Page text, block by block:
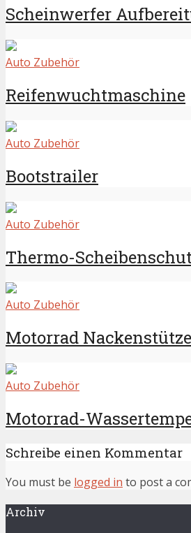
Scheinwerfer
Auto Zubehör
Reifenwuchtmaschine
Auto Zubehör
Bootstrailer
Auto Zubehör
Thermo-
Auto Zubehör
Motorrad Nackenstütze
Auto Zubehör
Motorrad-
Schreibe einen Kommentar
You must be logged in to post a
Archiv